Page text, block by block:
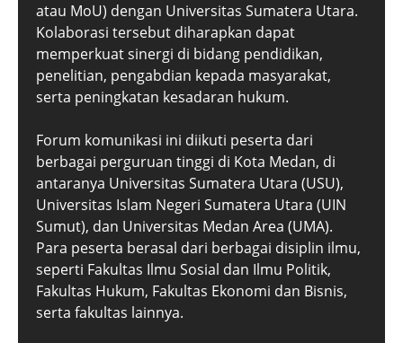
atau MoU) dengan Universitas Sumatera Utara.
Kolaborasi tersebut diharapkan dapat
memperkuat sinergi di bidang pendidikan,
penelitian, pengabdian kepada masyarakat,
serta peningkatan kesadaran hukum.
Forum komunikasi ini diikuti peserta dari
berbagai perguruan tinggi di Kota Medan, di
antaranya Universitas Sumatera Utara (USU),
Universitas Islam Negeri Sumatera Utara (UIN
Sumut), dan Universitas Medan Area (UMA).
Para peserta berasal dari berbagai disiplin ilmu,
seperti Fakultas Ilmu Sosial dan Ilmu Politik,
Fakultas Hukum, Fakultas Ekonomi dan Bisnis,
serta fakultas lainnya.